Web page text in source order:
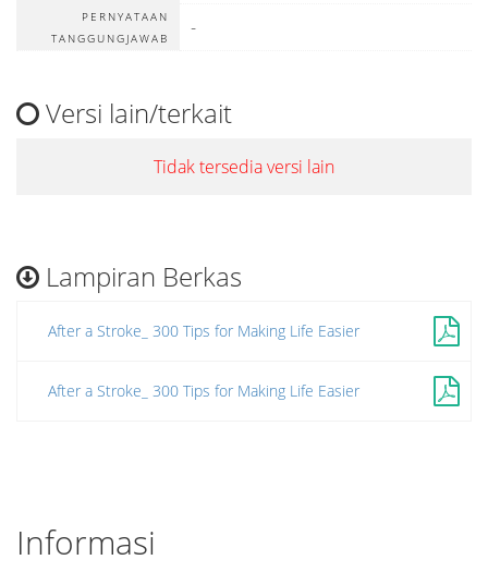
PERNYATAAN
TANGGUNGJAWAB
-
Versi lain/terkait
Tidak tersedia versi lain
Lampiran Berkas
After a Stroke_ 300 Tips for Making Life Easier
After a Stroke_ 300 Tips for Making Life Easier
Informasi